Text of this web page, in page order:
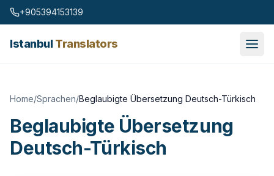
Skip to content
+905394153139
IstanbulTranslators
Home/Sprachen/Beglaubigte Übersetzung Deutsch-Türkisch
Beglaubigte Übersetzung
Deutsch-Türkisch